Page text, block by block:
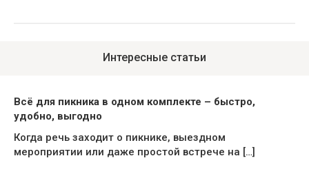
Интересные статьи
Всё для пикника в одном комплекте – быстро,
удобно, выгодно
Когда речь заходит о пикнике, выездном
мероприятии или даже простой встрече на […]